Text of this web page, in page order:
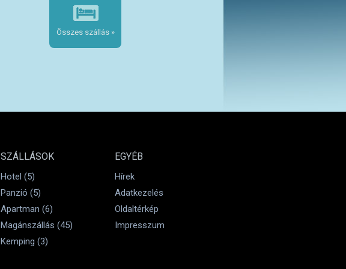
Összes szállás »
SZÁLLÁSOK
Hotel (5)
Panzió (5)
Apartman (6)
Magánszállás (45)
Kemping (3)
EGYÉB
Hírek
Adatkezelés
Oldaltérkép
Impresszum